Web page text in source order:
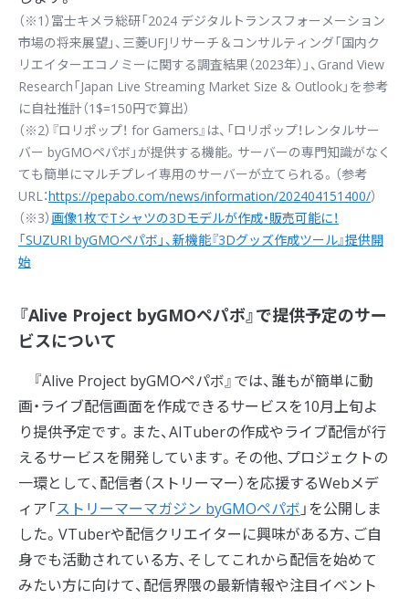
（※1）富士キメラ総研「2024 デジタルトランスフォーメーション
市場の将来展望」、三菱UFJリサーチ＆コンサルティング「国内ク
リエイターエコノミーに関する調査結果（2023年）」、Grand View
Research「Japan Live Streaming Market Size & Outlook」を参考
に自社推計（1$=150円で算出）
（※2）『ロリポップ！ for Gamers』は、「ロリポップ！レンタルサー
バー byGMOペパボ」が提供する機能。サーバーの専門知識がなく
ても簡単にマルチプレイ専用のサーバーが立てられる。（参考
URL：https://pepabo.com/news/information/202404151400/）
（※3） 画像1枚でTシャツの3Dモデルが作成・販売可能に！
「SUZURI byGMOペパボ」、新機能『3Dグッズ作成ツール』提供開
始
『Alive Project byGMOペパボ』で提供予定のサー
ビスについて
『Alive Project byGMOペパボ』では、誰もが簡単に動
画・ライブ配信画面を作成できるサービスを10月上旬よ
り提供予定です。また、AITuberの作成やライブ配信が行
えるサービスを開発しています。その他、プロジェクトの
一環として、配信者（ストリーマー）を応援するWebメデ
ィア「ストリーマーマガジン byGMOペパボ 」を公開しま
した。VTuberや配信クリエイターに興味がある方、ご自
身でも活動されている方、そしてこれから配信を始めて
みたい方に向けて、配信界隈の最新情報や注目イベント